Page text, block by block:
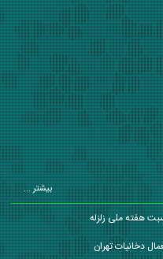
بیشتر ...
هفته ملی زلزله
دخانیات تهران